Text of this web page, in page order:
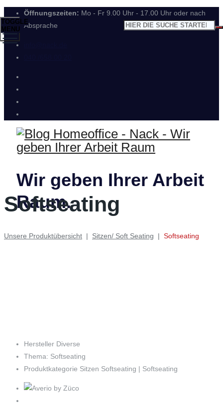
Öffnungszeiten: Mo - Fr 9.00 Uhr - 17.00 Uhr oder nach
Absprache
Wir geben Ihrer Arbeit
Raum.
TOGGLE
MENU
Softseating
Unsere Produktübersicht | Sitzen/ Soft Seating | Softseating
Hersteller Diverse
Thema: Softseating
Produktkategorie Sitzen Softseating | Softseating